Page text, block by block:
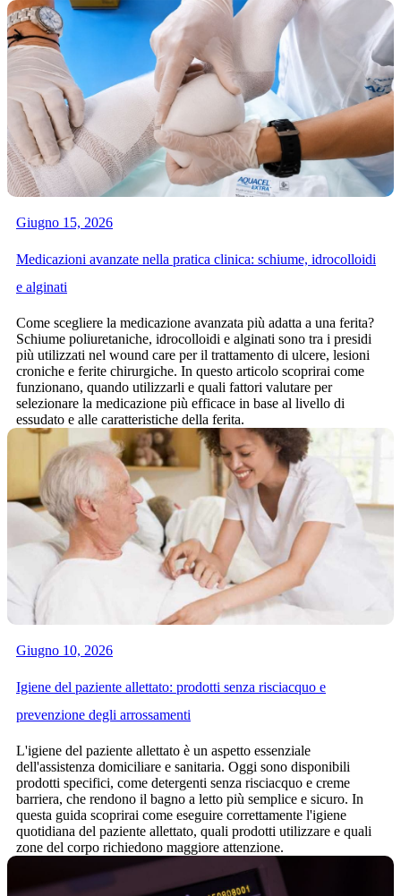
Giugno 15, 2026
Medicazioni avanzate nella pratica clinica: schiume, idrocolloidi
e alginati
Come scegliere la medicazione avanzata più adatta a una ferita?
Schiume poliuretaniche, idrocolloidi e alginati sono tra i presidi
più utilizzati nel wound care per il trattamento di ulcere, lesioni
croniche e ferite chirurgiche. In questo articolo scoprirai come
funzionano, quando utilizzarli e quali fattori valutare per
selezionare la medicazione più efficace in base al livello di
essudato e alle caratteristiche della ferita.
Giugno 10, 2026
Igiene del paziente allettato: prodotti senza risciacquo e
prevenzione degli arrossamenti
L'igiene del paziente allettato è un aspetto essenziale
dell'assistenza domiciliare e sanitaria. Oggi sono disponibili
prodotti specifici, come detergenti senza risciacquo e creme
barriera, che rendono il bagno a letto più semplice e sicuro. In
questa guida scoprirai come eseguire correttamente l'igiene
quotidiana del paziente allettato, quali prodotti utilizzare e quali
zone del corpo richiedono maggiore attenzione.